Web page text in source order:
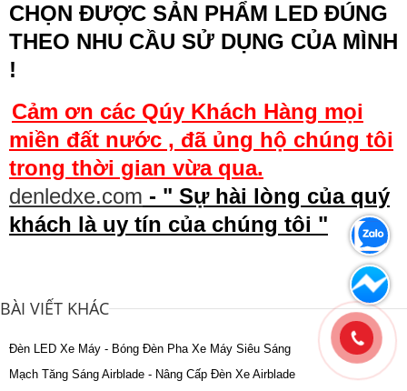
CHỌN ĐƯỢC SẢN PHẨM LED ĐÚNG
THEO NHU CẦU SỬ DỤNG CỦA MÌNH
!
Cảm ơn các Qúy Khách Hàng mọi
miền đất nước , đã ủng hộ chúng tôi
trong thời gian vừa qua.
denledxe.com - " Sự hài lòng của quý
khách là uy tín của chúng tôi "
BÀI VIẾT KHÁC
Đèn LED Xe Máy - Bóng Đèn Pha Xe Máy Siêu Sáng
Mạch Tăng Sáng Airblade - Nâng Cấp Đèn Xe Airblade